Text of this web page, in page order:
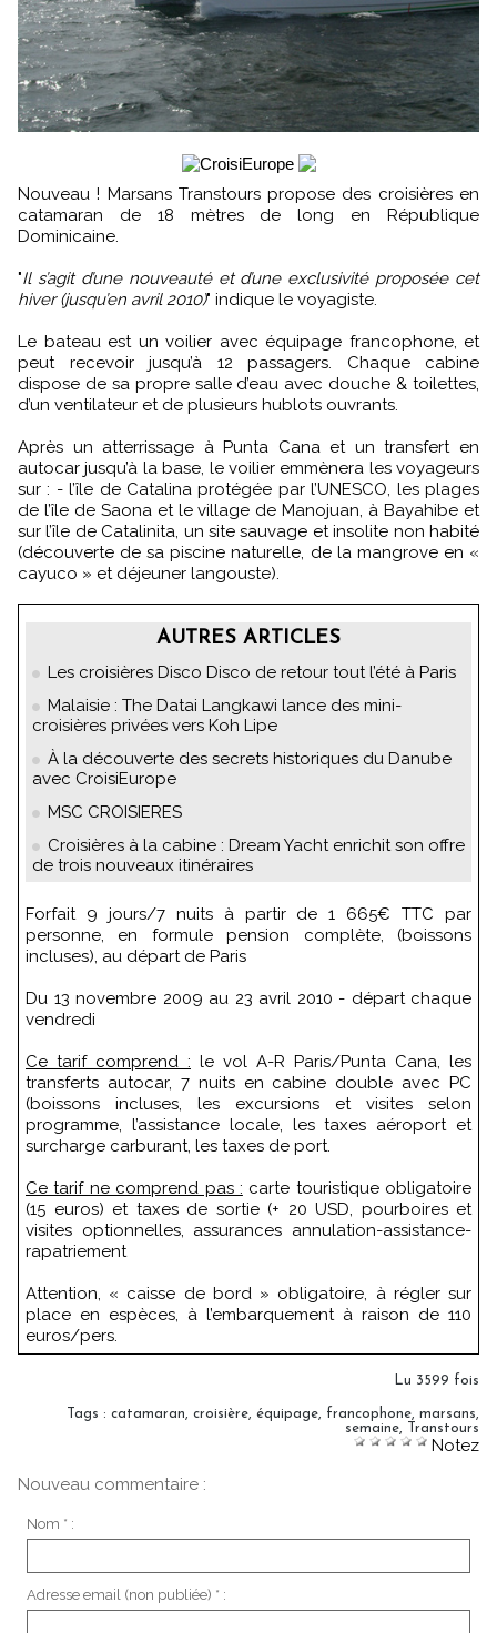
Nouveau ! Marsans Transtours propose des croisières en
catamaran de 18 mètres de long en République
Dominicaine.
"Il s’agit d’une nouveauté et d’une exclusivité proposée cet
hiver (jusqu’en avril 2010)" indique le voyagiste.
Le bateau est un voilier avec équipage francophone, et
peut recevoir jusqu’à 12 passagers. Chaque cabine
dispose de sa propre salle d’eau avec douche & toilettes,
d’un ventilateur et de plusieurs hublots ouvrants.
Après un atterrissage à Punta Cana et un transfert en
autocar jusqu’à la base, le voilier emmènera les voyageurs
sur : - l’île de Catalina protégée par l’UNESCO, les plages
de l’île de Saona et le village de Manojuan, à Bayahibe et
sur l’île de Catalinita, un site sauvage et insolite non habité
(découverte de sa piscine naturelle, de la mangrove en «
cayuco » et déjeuner langouste).
AUTRES ARTICLES
Les croisières Disco Disco de retour tout l’été à Paris
Malaisie : The Datai Langkawi lance des mini-
croisières privées vers Koh Lipe
À la découverte des secrets historiques du Danube
avec CroisiEurope
MSC CROISIERES
Croisières à la cabine : Dream Yacht enrichit son offre
de trois nouveaux itinéraires
Forfait 9 jours/7 nuits à partir de 1 665€ TTC par
personne, en formule pension complète, (boissons
incluses), au départ de Paris
Du 13 novembre 2009 au 23 avril 2010 - départ chaque
vendredi
Ce tarif comprend : le vol A-R Paris/Punta Cana, les
transferts autocar, 7 nuits en cabine double avec PC
(boissons incluses, les excursions et visites selon
programme, l’assistance locale, les taxes aéroport et
surcharge carburant, les taxes de port.
Ce tarif ne comprend pas : carte touristique obligatoire
(15 euros) et taxes de sortie (+ 20 USD, pourboires et
visites optionnelles, assurances annulation-assistance-
rapatriement
Attention, « caisse de bord » obligatoire, à régler sur
place en espèces, à l’embarquement à raison de 110
euros/pers.
Lu 3599 fois
Tags : catamaran, croisière, équipage, francophone, marsans,
semaine, Transtours
Notez
Nouveau commentaire :
Nom * :
Adresse email (non publiée) * :